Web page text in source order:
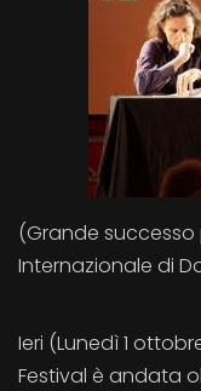
(Grande
Internazionale di
Ieri (Lunedì 1
Festival è andata